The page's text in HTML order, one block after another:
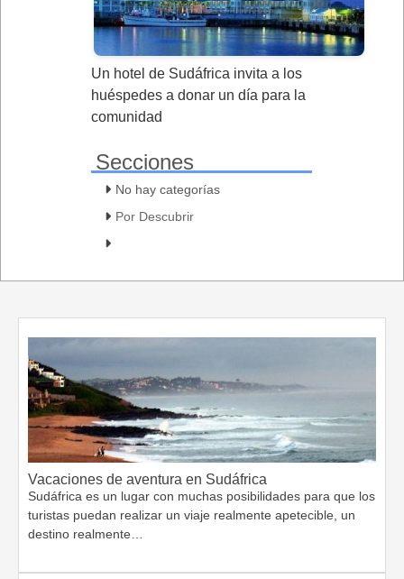
Un hotel de Sudáfrica invita a los
huéspedes a donar un día para la
comunidad
Secciones
No hay categorías
Por Descubrir
Vacaciones de aventura en Sudáfrica
Sudáfrica es un lugar con muchas posibilidades para que los
turistas puedan realizar un viaje realmente apetecible, un
destino realmente…